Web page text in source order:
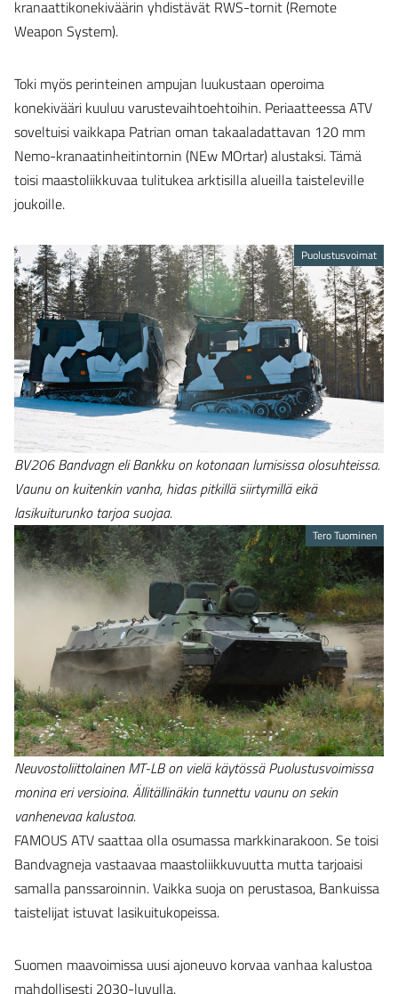
kranaattikonekiväärin yhdistävät RWS-tornit (Remote
Weapon System).
Toki myös perinteinen ampujan luukustaan operoima
konekivääri kuuluu varustevaihtoehtoihin. Periaatteessa ATV
soveltuisi vaikkapa Patrian oman takaaladattavan 120 mm
Nemo-kranaatinheitintornin (NEw MOrtar) alustaksi. Tämä
toisi maastoliikkuvaa tulitukea arktisilla alueilla taisteleville
joukoille.
BV206 Bandvagn eli Bankku on kotonaan lumisissa olosuhteissa.
Vaunu on kuitenkin vanha, hidas pitkillä siirtymillä eikä
lasikuiturunko tarjoa suojaa.
Puolustusvoimat
Neuvostoliittolainen MT-LB on vielä käytössä Puolustusvoimissa
monina eri versioina. Ällitällinäkin tunnettu vaunu on sekin
vanhenevaa kalustoa.
Tero Tuominen
FAMOUS ATV saattaa olla osumassa markkinarakoon. Se toisi
Bandvagneja vastaavaa maastoliikkuvuutta mutta tarjoaisi
samalla panssaroinnin. Vaikka suoja on perustasoa, Bankuissa
taistelijat istuvat lasikuitukopeissa.
Suomen maavoimissa uusi ajoneuvo korvaa vanhaa kalustoa
mahdollisesti 2030-luvulla.